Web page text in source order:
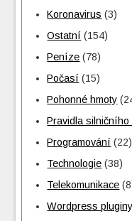
Koronavirus (3)
Ostatní (154)
Peníze (78)
Počasí (15)
Pohonné hmoty
Pravidla silničního
Programování (22)
Technologie (38)
Telekomunikace
Wordpress pluginy